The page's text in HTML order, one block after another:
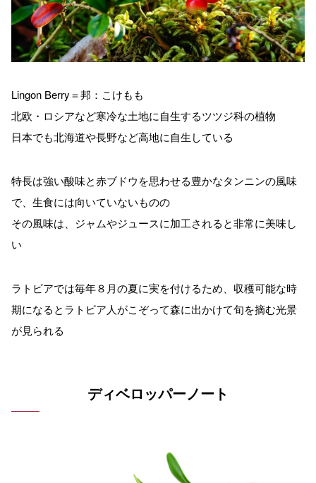
Lingon Berry＝邦：こけもも
北欧・ロシアなど寒冷な土地に自生するツツジ科の植物
日本でも北海道や長野など高地に自生している
特長は強い酸味と赤ブドウを思わせる豊かなタンニンの風味
で、生食には向いていないものの
その風味は、ジャムやジュースに加工されると非常に美味し
い
ラトビアでは毎年８月の夏に実を付けるため、収穫可能な時
期になるとラトビア人がこぞって森に出かけて旬を摘む光景
が見られる
ディベロッパーノート